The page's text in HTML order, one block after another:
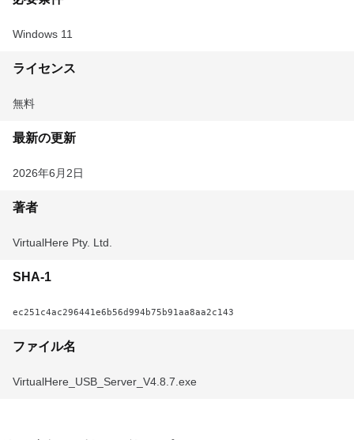
Windows 11
ライセンス
無料
最新の更新
2026年6月2日
著者
VirtualHere Pty. Ltd.
SHA-1
ec251c4ac296441e6b56d994b75b91aa8aa2c143
ファイル名
VirtualHere_USB_Server_V4.8.7.exe